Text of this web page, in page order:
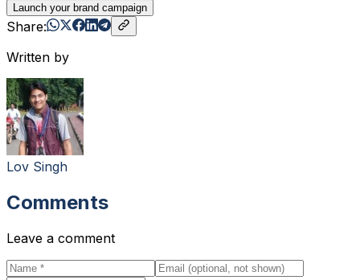
Launch your brand campaign
Share:
Written by
Lov Singh
Comments
Leave a comment